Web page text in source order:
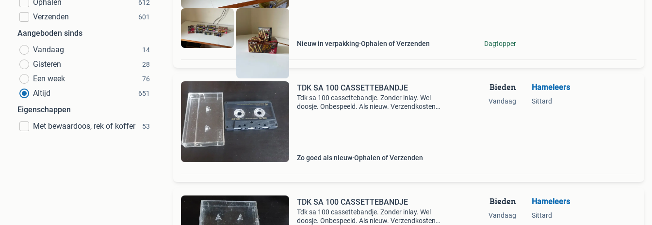
Ophalen
612
Verzenden 601
Aangeboden sinds
Vandaag
14
Gisteren 28
Een week 76
Altijd 651
Eigenschappen
Met bewaardoos, rek of koffer
53
Nieuw in verpakking Ophalen of Verzenden Dagtopper
TDK SA 100 CASSETTEBANDJE
Tdk sa 100 cassettebandje. Zonder inlay. Wel
doosje. Onbespeeld. Als nieuw. Verzendkosten
Zo goed als nieuw Ophalen of Verzenden
Bieden
Vandaag
Hameleers
Sittard
TDK SA 100 CASSETTEBANDJE
Tdk sa 100 cassettebandje. Zonder inlay. Wel
doosje. Onbespeeld. Als nieuw. Verzendkosten
Bieden
Vandaag
Hameleers
Sittard